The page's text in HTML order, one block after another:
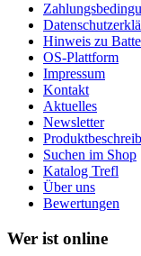
Hinweis zu
OS-Plattform
Impressum
Kontakt
Aktuelles
Newsletter
Suchen im Shop
Katalog Trefl
Über uns
Bewertungen
Wer ist online